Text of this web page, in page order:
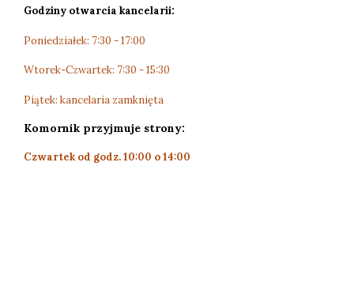
Godziny otwarcia kancelarii:
Poniedziałek: 7:30 - 17:00
Wtorek-Czwartek: 7:30 - 15:30
Piątek: kancelaria zamknięta
Komornik przyjmuje strony:
Czwartek od godz. 10:00 o 14:00